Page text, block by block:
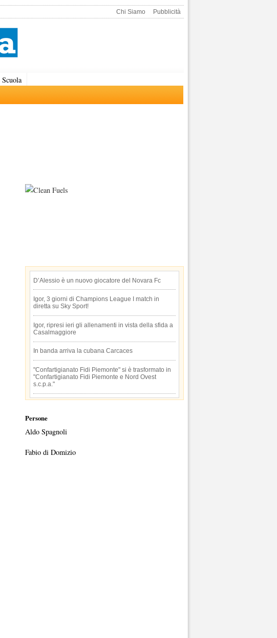
Chi Siamo Pubblicità
Scuola
D’Alessio è un nuovo giocatore del Novara Fc
Igor, 3 giorni di Champions League I match in
diretta su Sky Sport!
Igor, ripresi ieri gli allenamenti in vista della sfida a
Casalmaggiore
In banda arriva la cubana Carcaces
"Confartigianato Fidi Piemonte" si è trasformato in
"Confartigianato Fidi Piemonte e Nord Ovest
s.c.p.a."
Persone
Aldo Spagnoli
Fabio di Domizio